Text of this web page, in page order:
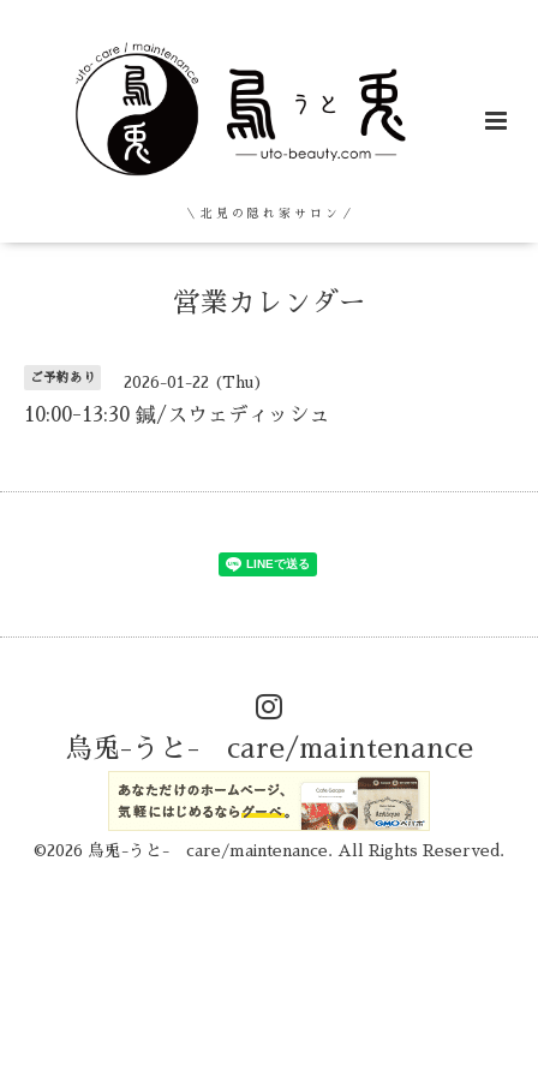
＼ 北 見 の 隠 れ 家 サ ロ ン ／
営業カレンダー
ご予約あり 2026-01-22 (Thu)
10:00-13:30 鍼/スウェディッシュ
烏兎-うと- care/maintenance
©2026 烏兎-うと- care/maintenance . All Rights Reserved.